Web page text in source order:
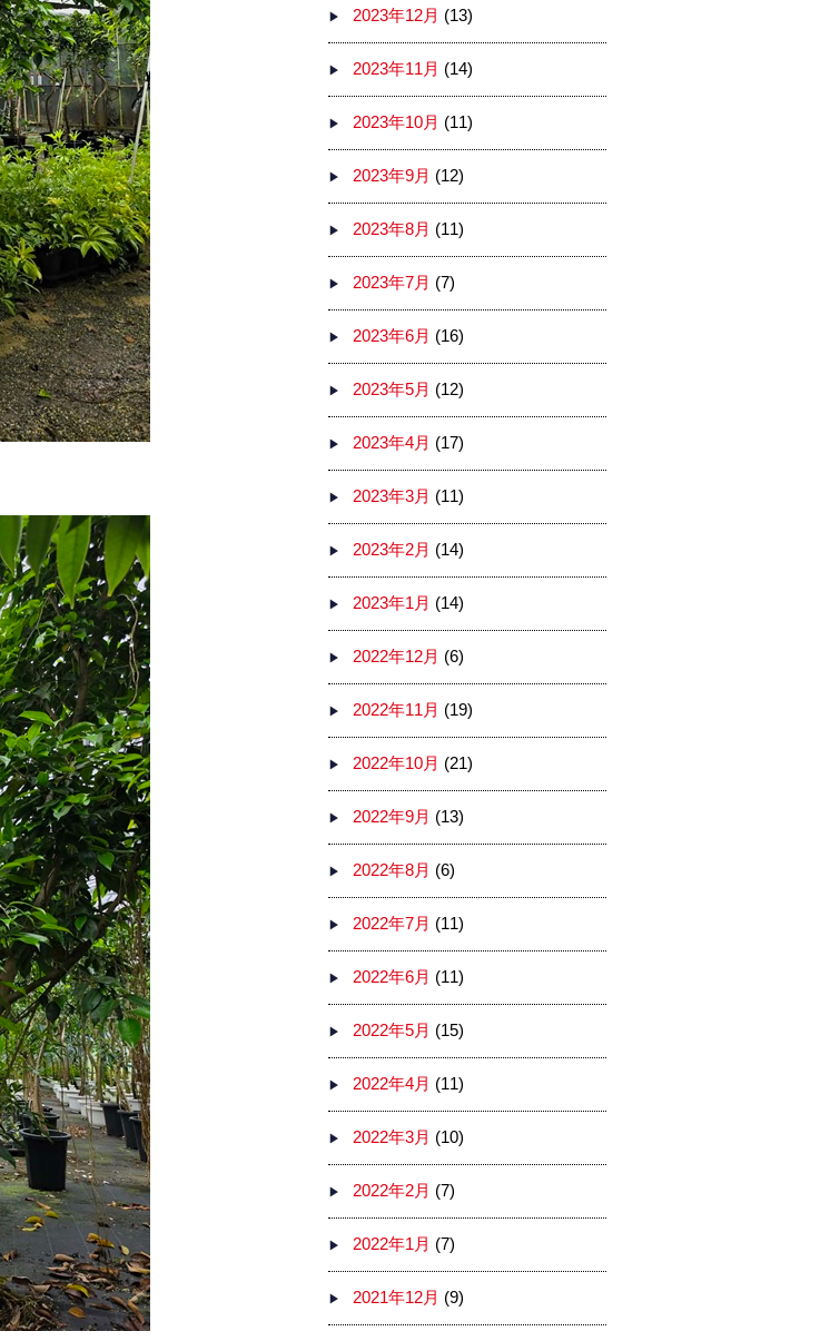
2023年12月 (13)
2023年11月 (14)
2023年10月 (11)
2023年9月 (12)
2023年8月 (11)
2023年7月 (7)
2023年6月 (16)
2023年5月 (12)
2023年4月 (17)
2023年3月 (11)
2023年2月 (14)
2023年1月 (14)
2022年12月 (6)
2022年11月 (19)
2022年10月 (21)
2022年9月 (13)
2022年8月 (6)
2022年7月 (11)
2022年6月 (11)
2022年5月 (15)
2022年4月 (11)
2022年3月 (10)
2022年2月 (7)
2022年1月 (7)
2021年12月 (9)